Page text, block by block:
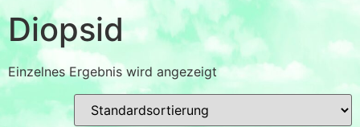
Diopsid
Einzelnes Ergebnis wird angezeigt